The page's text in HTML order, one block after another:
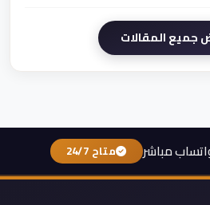
المقالات
مباشر متاح 24/7